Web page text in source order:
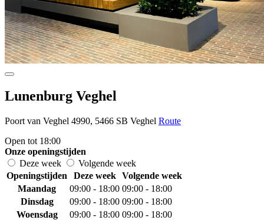
Lunenburg Veghel
Poort van Veghel 4990, 5466 SB Veghel Route
Open tot 18:00
Onze openingstijden
Deze week
Volgende week
Openingstijden
Deze week
Volgende week
Maandag
09:00 - 18:00 09:00 - 18:00
Dinsdag
09:00 - 18:00 09:00 - 18:00
Woensdag
09:00 - 18:00 09:00 - 18:00